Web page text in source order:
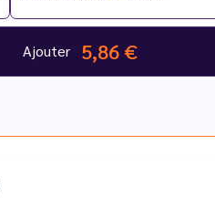
Ajouter 5,86 €